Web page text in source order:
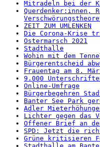
Mitradeln bei der
Querdenker:innen,
ZEIT ZUM UMLENKEN
Die Corona-Krise
Ostermarsch 2021
Stadthalle
Wohin mit dem
Bürgerentscheid
Frauentag am 8.
9.000
Online-Umfrage
Bürgerbegehren
Banter See Park
Adler
Lichter gegen das
Offener Brief an
SPD: Jetzt die
Grüne kritisieren